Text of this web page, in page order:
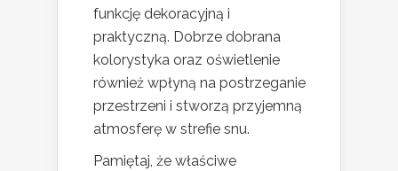
funkcję dekoracyjną i
praktyczną. Dobrze dobrana
kolorystyka oraz oświetlenie
również wpłyną na postrzeganie
przestrzeni i stworzą przyjemną
atmosferę w strefie snu.
Pamiętaj, że właściwe